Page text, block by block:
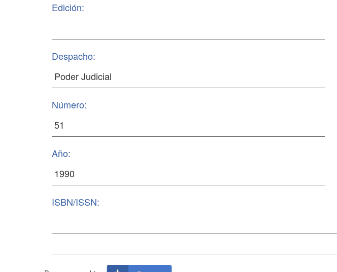
Edición:
Despacho:
Número:
Año:
ISBN/ISSN: